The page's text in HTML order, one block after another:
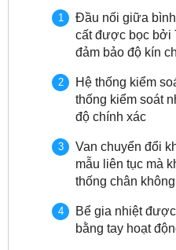
Đầu nối giữa
cất được bọc bởi
đảm bảo độ kín
Hệ thống kiểm
thống kiểm soát
độ chính xác
Van chuyển đổi
mẫu liên tục mà
thống chân
Bể gia nhiệt
bằng tay hoạt